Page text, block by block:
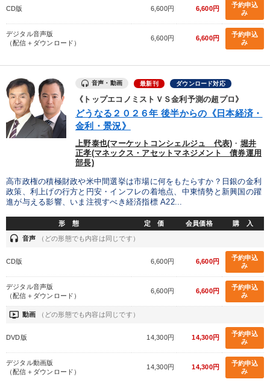
オーナー社長の「現場力の経営」＋現場の「儲ける力」をさらに
売上直結の営業力や販売力を獲得する 数字・税務・決算書
業種
卸売・小売・飲食業 建設・不動産業
IT・サービス・金融業
キーワード
新技術 理念・パーパス 地方企業の勝ち方
不動産
※「更新」を押すと「テーマ」「キーワード」を更新いただけます。
ondemand_video 経営音声・動画を探す refresh 更新する
全国経営者セミナー収録物以外の経営教材（全762タイトル）からお探
しいただけます
CD版 6,600円 6,600円
予約申込
み
デジタル音声版
（配信＋ダウンロード）
6,600円 6,600円
予約申込
み
音声・動画 最新刊 ダウンロード対応
《トップエコノミストＶＳ金利予測の超プロ》
どうなる２０２６年 後半からの《日本経済・
金利・景況》
上野泰也(マーケットコンシェルジュ 代表) ・ 堀井
正孝(マネックス・アセットマネジメント 債券運用
部長)
高市政権の積極財政や米中間選挙は市場に何をもたらすか？日銀の金利
政策、利上げの行方と円安・インフレの着地点、中東情勢と新興国の躍
進が与える影響、いま注視すべき経済指標 A22...
形 態 定 価 会員価格 購 入
headset 音声 （どの形態でも内容は同じです）
CD版 6,600円 6,600円
予約申込
み
デジタル音声版
（配信＋ダウンロード）
6,600円 6,600円
予約申込
み
ondemand_video 動画 （どの形態でも内容は同じです）
DVD版 14,300円 14,300円
予約申込
み
デジタル動画版
（配信＋ダウンロード）
14,300円 14,300円
予約申込
み